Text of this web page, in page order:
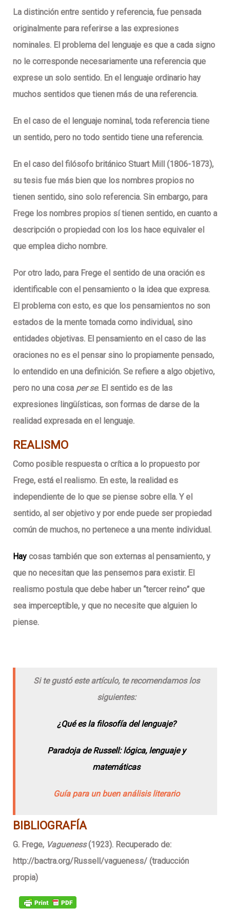
La distinción entre sentido y referencia, fue pensada
originalmente para referirse a las expresiones
nominales. El problema del lenguaje es que a cada signo
no le corresponde necesariamente una referencia que
exprese un solo sentido. En el lenguaje ordinario hay
muchos sentidos que tienen más de una referencia.
En el caso de el lenguaje nominal, toda referencia tiene
un sentido, pero no todo sentido tiene una referencia.
En el caso del filósofo británico Stuart Mill (1806-1873),
su tesis fue más bien que los nombres propios no
tienen sentido, sino solo referencia. Sin embargo, para
Frege los nombres propios sí tienen sentido, en cuanto a
descripción o propiedad con los los hace equivaler el
que emplea dicho nombre.
Por otro lado, para Frege el sentido de una oración es
identificable con el pensamiento o la idea que expresa.
El problema con esto, es que los pensamientos no son
estados de la mente tomada como individual, sino
entidades objetivas. El pensamiento en el caso de las
oraciones no es el pensar sino lo propiamente pensado,
lo entendido en una definición. Se refiere a algo objetivo,
pero no una cosa per se. El sentido es de las
expresiones lingüísticas, son formas de darse de la
realidad expresada en el lenguaje.
REALISMO
Como posible respuesta o crítica a lo propuesto por
Frege, está el realismo. En este, la realidad es
independiente de lo que se piense sobre ella. Y el
sentido, al ser objetivo y por ende puede ser propiedad
común de muchos, no pertenece a una mente individual.
Hay cosas también que son externas al pensamiento, y
que no necesitan que las pensemos para existir. El
realismo postula que debe haber un “tercer reino” que
sea imperceptible, y que no necesite que alguien lo
piense.
Si te gustó este artículo, te recomendamos los
siguientes:
¿Qué es la filosofía del lenguaje?
Paradoja de Russell: lógica, lenguaje y
matemáticas
Guía para un buen análisis literario
BIBLIOGRAFÍA
G. Frege, Vagueness(1923). Recuperado de:
http://bactra.org/Russell/vagueness/ (traducción
propia)